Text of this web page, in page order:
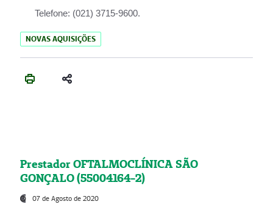
Telefone: (021) 3715-9600.
NOVAS AQUISIÇÕES
Prestador OFTALMOCLÍNICA SÃO
GONÇALO (55004164-2)
07 de Agosto de 2020